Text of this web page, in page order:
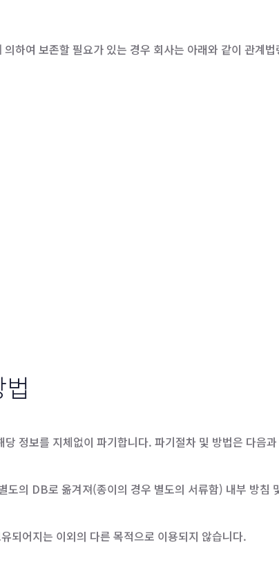
하여 보존할 필요가 있는 경우 회사는 아래와 같이 관계
정보를 지체없이 파기합니다. 파기절차 및 방법은 다음
의 DB로 옮겨져(종이의 경우 별도의 서류함) 내부 방침
되어지는 이외의 다른 목적으로 이용되지 않습니다.